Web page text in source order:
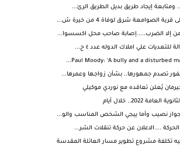
ومتابعة إيجاد طريق بديل الطريق الرئ...
الصوامعة شرق لوفاة 4 من خيرة ش...
إلا الضرب.....إصابة صاحب محل اكسسوا...
للتعديات علي املاك الدوله عدد ٤ ح...
Paul Moody: ‘A bully and a disturbed
تصدم جمهورها.. بشأن زواجها وعمرها...
يُعلن تعاقده مع نوردي موكيلي
2022.. خلال أيام
نصيب وأما ييجي الشخص المناسب والو...
....الاعلان عن حركة تنقلات الشر...